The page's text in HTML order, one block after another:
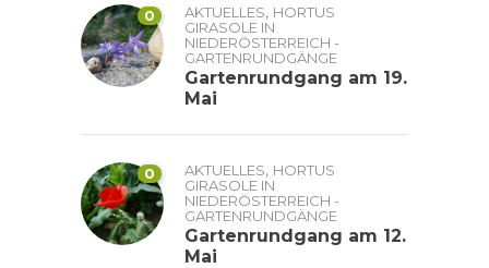
0 AKTUELLES, HORTUS
GIRASOLE IN
NIEDERÖSTERREICH -
GARTENRUNDGÄNGE
Gartenrundgang am 19.
Mai
0 AKTUELLES, HORTUS
GIRASOLE IN
NIEDERÖSTERREICH -
GARTENRUNDGÄNGE
Gartenrundgang am 12.
Mai